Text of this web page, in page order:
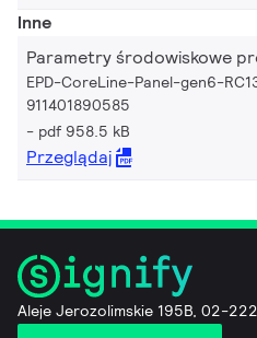
Inne
Parametry środowiskowe
EPD-CoreLine-Panel-gen6-
911401890585
pdf 958.5 kB
Przeglądaj
Aleje Jerozolimskie 195B, 02-